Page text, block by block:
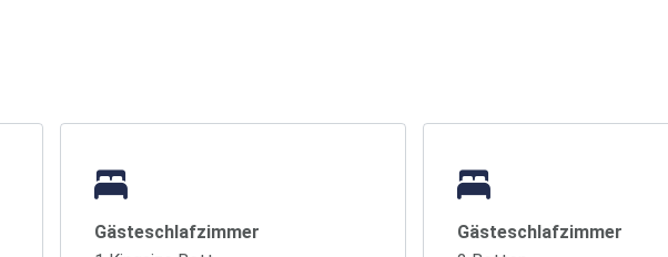
Gästeschlafzimmer
Gästeschlafzimmer